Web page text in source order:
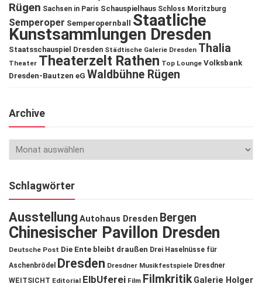
Rügen Sachsen in Paris Schauspielhaus Schloss Moritzburg
Semperoper Semperopernball Staatliche
Kunstsammlungen Dresden
Staatsschauspiel Dresden Städtische Galerie Dresden Thalia
Theater Theaterzelt Rathen Top Lounge Volksbank
Dresden-Bautzen eG Waldbühne Rügen
Archive
Schlagwörter
Ausstellung Autohaus Dresden Bergen
Chinesischer Pavillon Dresden
Deutsche Post Die Ente bleibt draußen Drei Haselnüsse für
Aschenbrödel
Dresden Dresdner Musikfestspiele Dresdner
WEITSICHT Editorial ElbUferei Film Filmkritik Galerie Holger